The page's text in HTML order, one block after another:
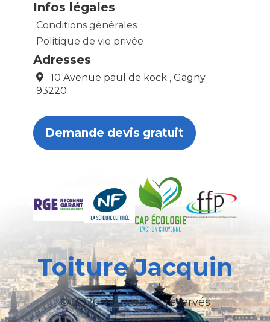
Infos légales
Conditions générales
Politique de vie privée
Adresses
10 Avenue paul de kock , Gagny
93220
Demande devis gratuit
Toiture Jacquin
© 2026 Tous droits réservés